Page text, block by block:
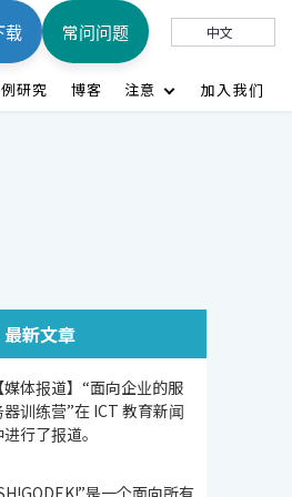
研究 博客 注意 加入我们
载 常问问题 中文
最新文章
【媒体报道】“面向企业的服
器训练营”在 ICT 教育新闻
进行了报道。
是一个面向所有